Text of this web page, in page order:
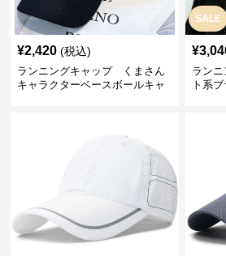
¥2,420 (税込)
ランニングキャップ くまさん
キャラクターベースボールキャ
SALE
¥
ラン
ト系